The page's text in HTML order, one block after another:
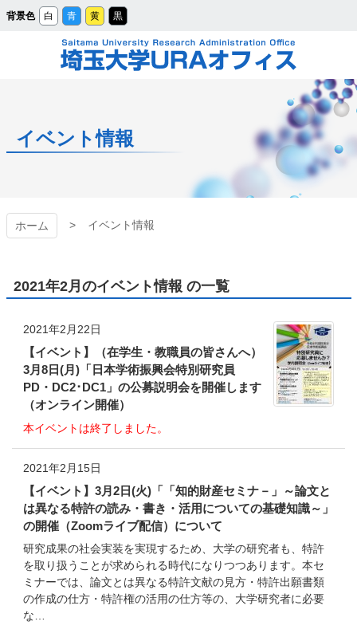
メ
イ
背景色 白 青 黄 黒
イベント情報
ホーム イベント情報
2021年2月のイベント情報 の一覧
2021年2月22日
【イベント】（在学生・教職員の皆さんへ）
3月8日(月)「日本学術振興会特別研究員
PD・DC2･DC1」の公募説明会を開催します
（オンライン開催）
本イベントは終了しました。
2021年2月15日
【イベント】3月2日(火)「「知的財産セミナ－」～論文と
は異なる特許の読み・書き・活用についての基礎知識～」
の開催（Zoomライブ配信）について
研究成果の社会実装を実現するため、大学の研究者も、特許
を取り扱うことが求められる時代になりつつあります。本セ
ミナーでは、論文とは異なる特許文献の見方・特許出願書類
の作成の仕方・特許権の活用の仕方等の、大学研究者に必要
な…